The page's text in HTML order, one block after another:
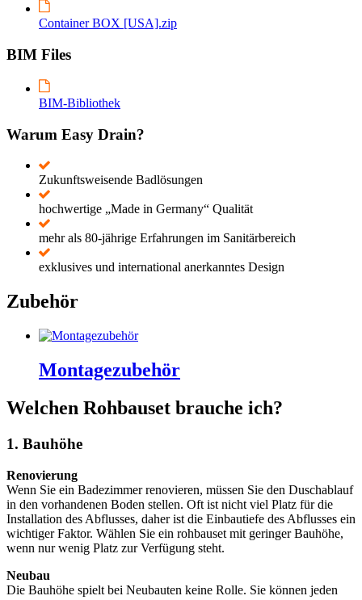
Container BOX [USA].zip
BIM Files
BIM-Bibliothek
Warum Easy Drain?
Zukunftsweisende Badlösungen
hochwertige „Made in Germany“ Qualität
mehr als 80-jährige Erfahrungen im Sanitärbereich
exklusives und international anerkanntes Design
Zubehör
Montagezubehör
Welchen Rohbauset brauche ich?
1. Bauhöhe
Renovierung
Wenn Sie ein Badezimmer renovieren, müssen Sie den Duschablauf
in den vorhandenen Boden stellen. Oft ist nicht viel Platz für die
Installation des Abflusses, daher ist die Einbautiefe des Abflusses ein
wichtiger Faktor. Wählen Sie ein rohbauset mit geringer Bauhöhe,
wenn nur wenig Platz zur Verfügung steht.
Neubau
Die Bauhöhe spielt bei Neubauten keine Rolle. Sie können jeden